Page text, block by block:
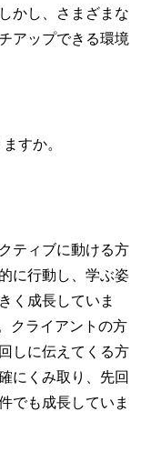
かし、さまざまな
アップできる環境
ティブに動ける方
に行動し、学ぶ姿
く成長していま
クライアントの方
しに伝えてくる方
にくみ取り、先回
でも成長していま